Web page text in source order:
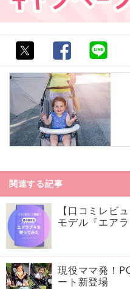
関連する記事
【口コミレビ
モデル『エア
現役ママ発！
ート新登場